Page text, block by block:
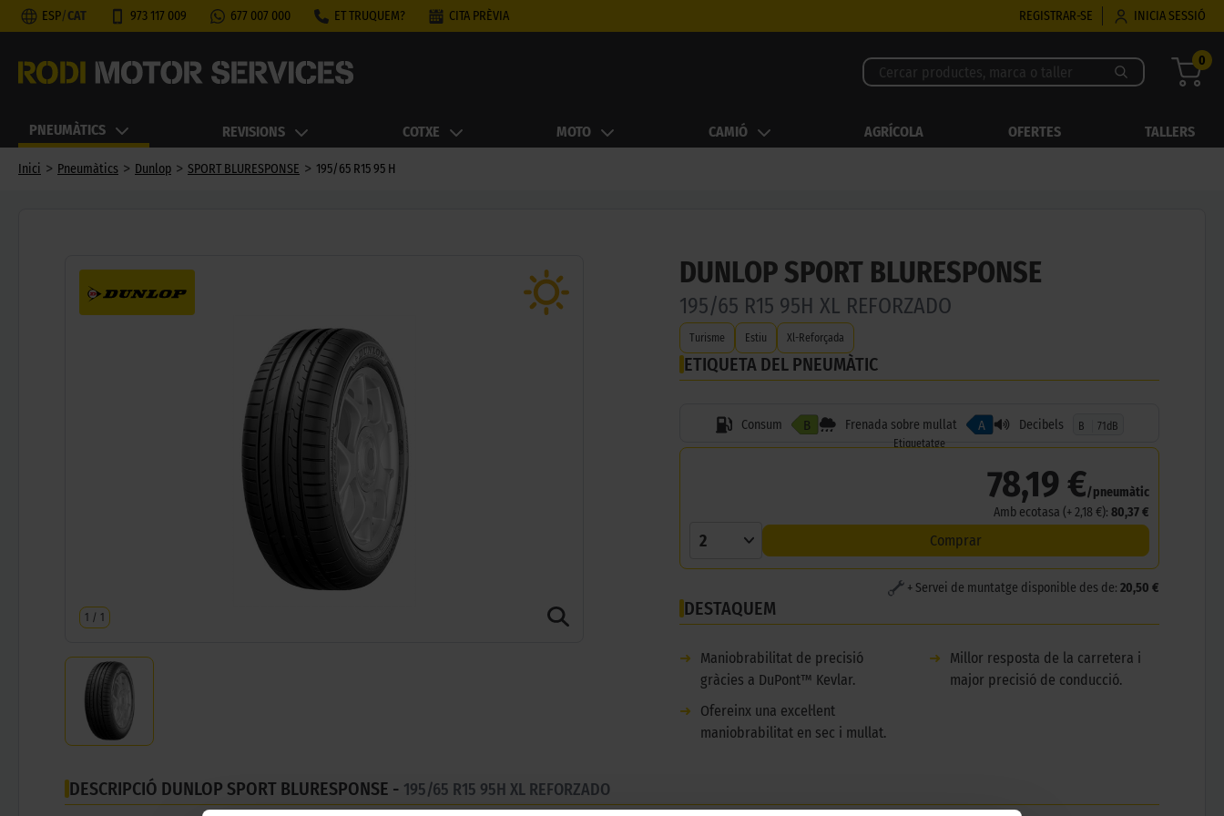
ESP/CAT 973 117 009 677 007 000 ET TRUQUEM? CITA PRÈVIA REGISTRAR-SE INICIA SESSIÓ
0
PNEUMÀTICS REVISIONS COTXE MOTO CAMIÓ AGRÍCOLA OFERTES TALLERS
Inici > Pneumàtics > Dunlop > SPORT BLURESPONSE > 195/65 R15 95 H
1 / 1
DUNLOP SPORT BLURESPONSE
195/65 R15 95H XL REFORZADO
Turisme Estiu Xl-Reforçada
ETIQUETA DEL PNEUMÀTIC
Consum B Frenada sobre mullat A Decibels B
71dB
Etiquetatge
78,19 €/pneumàtic
Amb ecotasa (+ 2,18 €): 80,37 €
2 Comprar
+ Servei de muntatge disponible des de: 20,50 €
DESTAQUEM
➜
Maniobrabilitat de precisió
gràcies a DuPont™ Kevlar.
➜
Millor resposta de la carretera i
major precisió de conducció.
➜
Ofereinx una excel·lent
maniobrabilitat en sec i mullat.
DESCRIPCIÓ DUNLOP SPORT BLURESPONSE - 195/65 R15 95H XL REFORZADO